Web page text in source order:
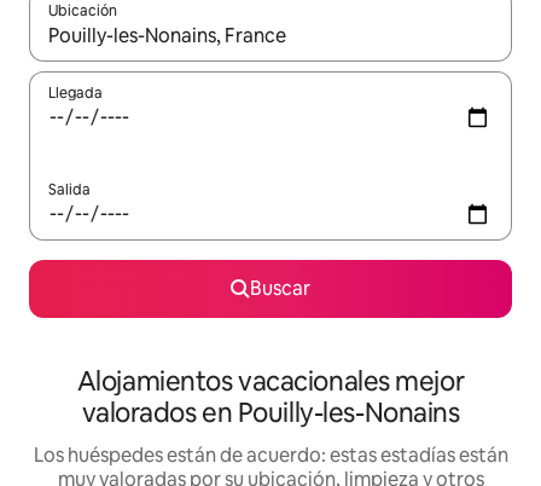
Ubicación
Cuando los resultados estén disponibles, navega con las
Llegada
Salida
Buscar
Alojamientos vacacionales mejor
valorados en Pouilly-les-Nonains
Los huéspedes están de acuerdo: estas estadías están
muy valoradas por su ubicación, limpieza y otros